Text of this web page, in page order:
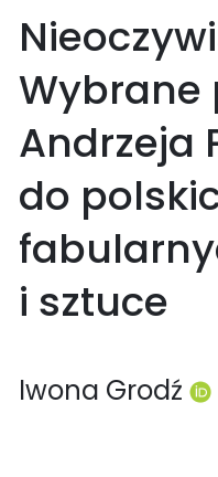
Wybrane
Andrzeja
do
i sztuce
Iwona Grodź